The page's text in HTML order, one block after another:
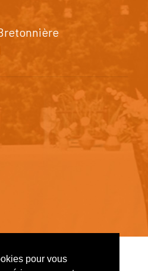
pour vous
réalisé par